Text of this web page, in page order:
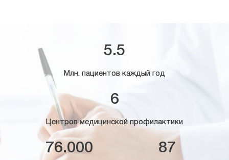
5.5
Млн. пациентов каждый год
6
Центров медицинской профилактики
76.000 87